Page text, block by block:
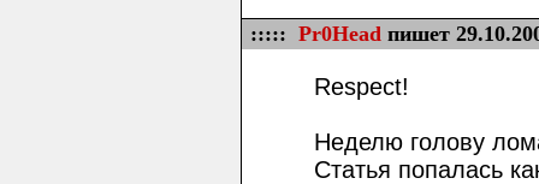
::::: Pr0Head пишет
Respect!
Неделю голову
Статья попалась